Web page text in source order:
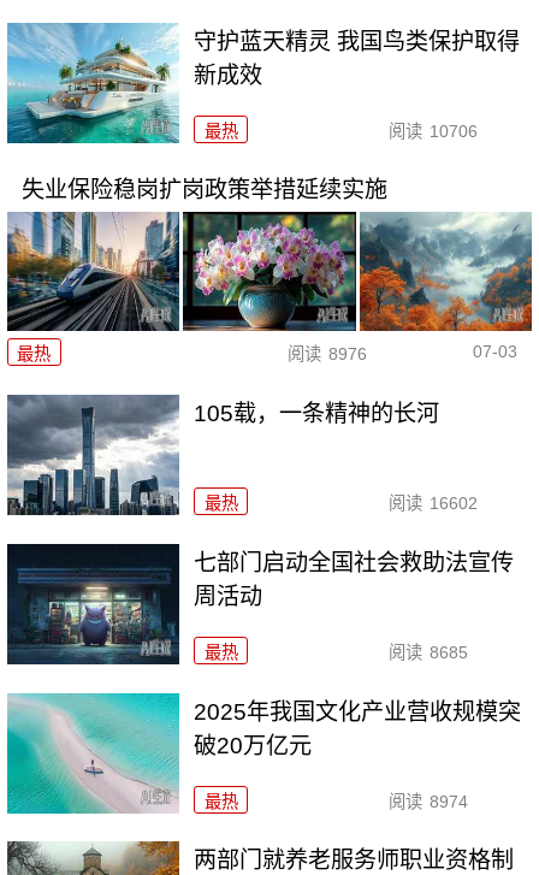
守护蓝天精灵 我国鸟类保护取得
新成效
最热 阅读 10706
失业保险稳岗扩岗政策举措延续实施
最热 阅读 8976 07-03
105载，一条精神的长河
最热 阅读 16602
七部门启动全国社会救助法宣传
周活动
最热 阅读 8685
2025年我国文化产业营收规模突
破20万亿元
最热 阅读 8974
两部门就养老服务师职业资格制